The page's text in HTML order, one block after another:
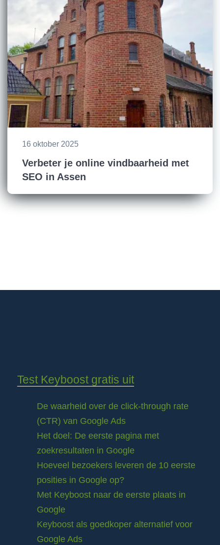
16 oktober 2025
Verbeter je online vindbaarheid met
SEO in Assen
Test Keyboost gratis uit
De waarheid over de click-through rate
(CTR) van Google Ads
Het doel: De eerste pagina met
zoekresultaten in Google
Hoeveel bezoekers leveren de 10 eerste
posities in Google op?
Met Keyboost naar de eerste plaats in
Google
Keyboost als goedkoper alternatief voor
Google Ads